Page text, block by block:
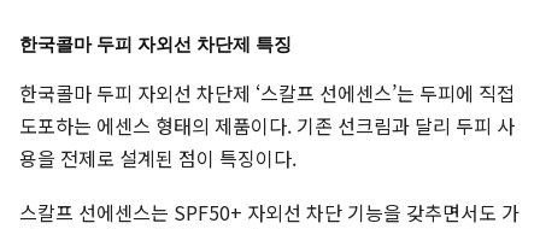
한국콜마 두피 자외선 차단제 특징
한국콜마 두피 자외선 차단제 ‘스칼프 선에센스’는 두피에 직접
도포하는 에센스 형태의 제품이다. 기존 선크림과 달리 두피 사
용을 전제로 설계된 점이 특징이다.
스칼프 선에센스는 SPF50+ 자외선 차단 기능을 갖추면서도 가